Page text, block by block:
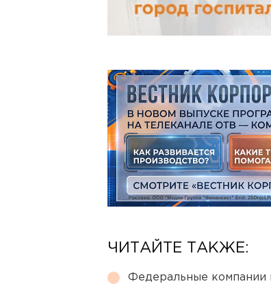
ЧИТАЙТЕ ТАКЖЕ:
Федеральные компании